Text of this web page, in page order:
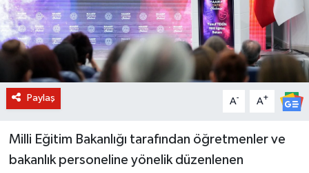
Paylaş A- A+
Milli Eğitim Bakanlığı tarafından öğretmenler ve
bakanlık personeline yönelik düzenlenen